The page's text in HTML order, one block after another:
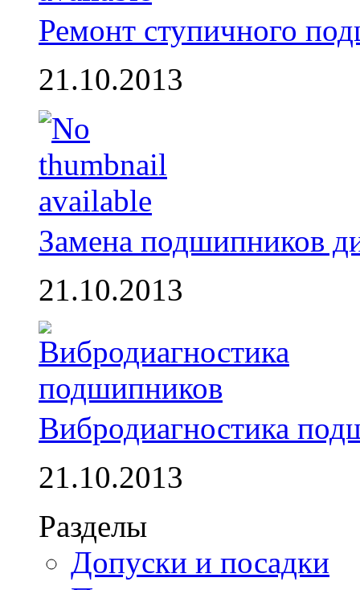
Ремонт ступичного
21.10.2013
Замена подшипников
21.10.2013
Вибродиагностика
21.10.2013
Разделы
Допуски и посадки